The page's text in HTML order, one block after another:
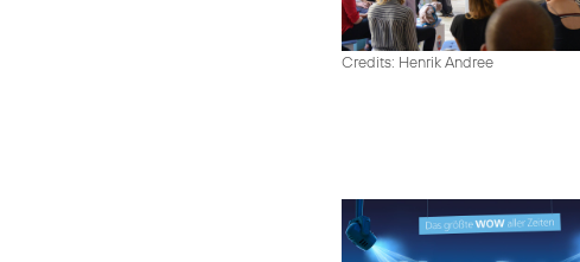
Credits: Henrik Andree